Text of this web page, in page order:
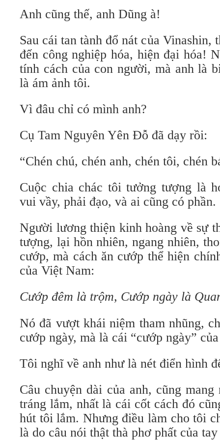
Anh cũng thế, anh Dũng à!
Sau cái tan tành đổ nát của Vinashin,
đến công nghiệp hóa, hiện đại hóa!
tính cách của con người, mà anh là
là ám ảnh tôi.
Vì đâu chỉ có mình anh?
Cụ Tam Nguyên Yên Đỗ đã dạy rồi:
“Chén chú, chén anh, chén tôi, chén
Cuộc chia chác tôi tưởng tượng là
vui vầy, phải đạo, và ai cũng có phần.
Người lương thiện kinh hoàng về sự
tượng, lại hồn nhiên, ngang nhiên,
cướp, mà cách ăn cướp thể hiện
của Việt Nam:
Cướp đêm là trộm, Cướp ngày là
Nó đã vượt khái niệm tham nhũng,
cướp ngày, mà là cái “cướp ngày”
Tôi nghĩ về anh như là nét điển hình
Câu chuyện dài của anh, cũng
tráng lắm, nhất là cái cốt cách đó
hút tôi lắm. Nhưng điều làm cho tôi
là do câu nói thật thà phơ phất của